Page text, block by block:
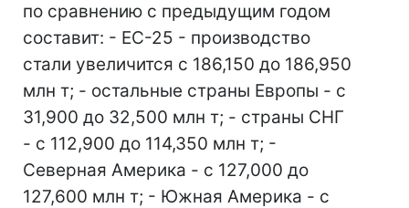
по сравнению с предыдущим годом
составит: - ЕС-25 - производство
стали увеличится с 186,150 до 186,950
млн т; - остальные страны Европы - с
31,900 до 32,500 млн т; - страны СНГ
- с 112,900 до 114,350 млн т; -
Северная Америка - с 127,000 до
127,600 млн т; - Южная Америка - с